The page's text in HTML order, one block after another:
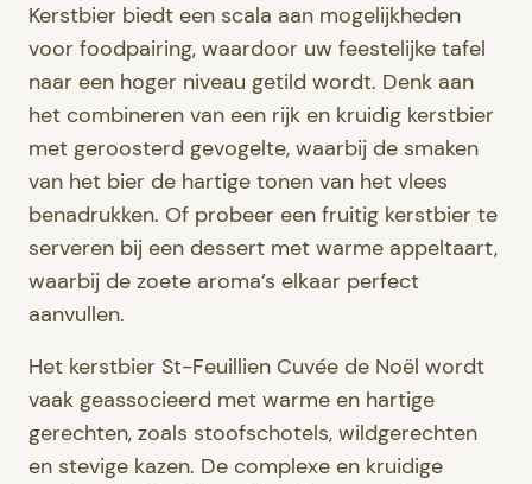
Kerstbier biedt een scala aan mogelijkheden
voor foodpairing, waardoor uw feestelijke tafel
naar een hoger niveau getild wordt. Denk aan
het combineren van een rijk en kruidig kerstbier
met geroosterd gevogelte, waarbij de smaken
van het bier de hartige tonen van het vlees
benadrukken. Of probeer een fruitig kerstbier te
serveren bij een dessert met warme appeltaart,
waarbij de zoete aroma’s elkaar perfect
aanvullen.
Het kerstbier St-Feuillien Cuvée de Noël wordt
vaak geassocieerd met warme en hartige
gerechten, zoals stoofschotels, wildgerechten
en stevige kazen. De complexe en kruidige